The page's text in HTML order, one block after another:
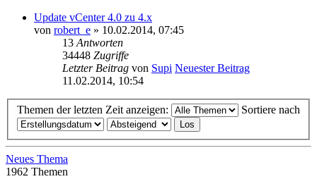
Update vCenter 4.0 zu 4.x
von robert_e » 10.02.2014, 07:45
13 Antworten
34448 Zugriffe
Letzter Beitrag von Supi Neuester Beitrag
11.02.2014, 10:54
Themen der letzten Zeit anzeigen: Sortiere nach
Neues Thema
1962 Themen